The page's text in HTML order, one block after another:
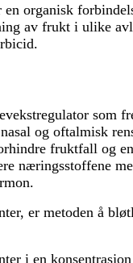
organisk
av frukt i ulike
.
som
og oftalmisk
fruktfall og
næringsstoffene
er metoden å
i en